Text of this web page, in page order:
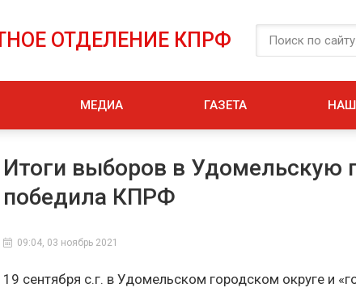
ОТДЕЛЕНИЕ КПРФ
МЕДИА ГАЗЕТА
Итоги выборов в Удомельскую
победила КПРФ
09:04, 03 ноябрь 2021
19 сентября с.г. в Удомельском городском округе и